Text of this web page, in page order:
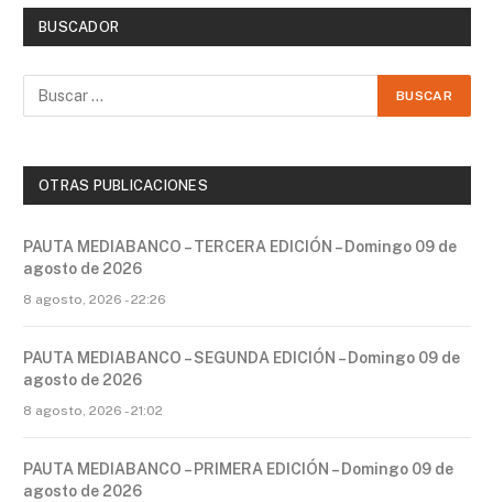
BUSCADOR
OTRAS PUBLICACIONES
PAUTA MEDIABANCO – TERCERA EDICIÓN – Domingo 09 de
agosto de 2026
8 agosto, 2026 - 22:26
PAUTA MEDIABANCO – SEGUNDA EDICIÓN – Domingo 09 de
agosto de 2026
8 agosto, 2026 - 21:02
PAUTA MEDIABANCO – PRIMERA EDICIÓN – Domingo 09 de
agosto de 2026